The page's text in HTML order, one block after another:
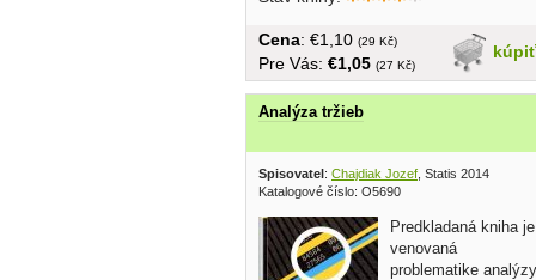
kúpiť
Cena: €1,10 (29 Kč)
Pre Vás: €1,05 (27 Kč)
Analýza tržieb
Spisovatel: Chajdiak Jozef , Statis 2014
Katalogové číslo: O5690
Predkladaná kniha je
venovaná
problematike analýzy